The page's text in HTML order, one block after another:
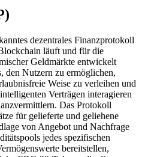
dezentrales Finanzprotokoll
läuft und für die
Geldmärkte entwickelt
den Nutzern zu ermöglichen,
Weise zu verleihen und
Verträgen interagieren
Das Protokoll
für gelieferte und geliehene
von Angebot und Nachfrage
jedes spezifischen
bereitstellen,